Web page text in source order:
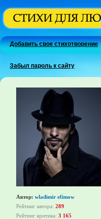
Добавить свое стихотворение
Забыл пароль к сайту
Автор: wladimir efimow
Рейтинг автора: 289
Рейтинг критика: 3 165